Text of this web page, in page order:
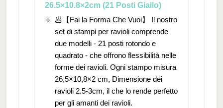
26.5×10.8×2cm (21 Posti Giallo)
🥟【Fai la Forma Che Vuoi】 Il nostro
set di stampi per ravioli comprende
due modelli - 21 posti rotondo e
quadrato - che offrono flessibilità nelle
forme dei ravioli. Ogni stampo misura
26,5×10,8×2 cm, Dimensione dei
ravioli 2.5-3cm, il che lo rende perfetto
per gli amanti dei ravioli.